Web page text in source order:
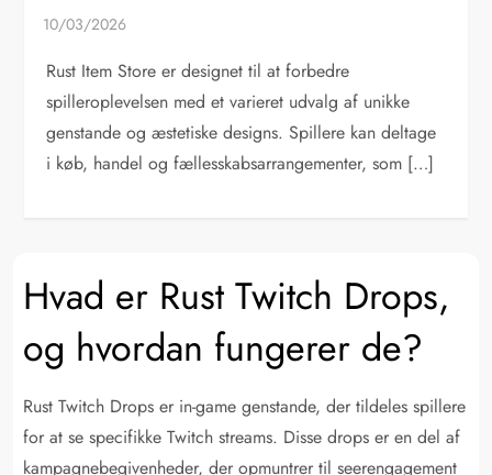
Rust Item Store er designet til at forbedre
spilleroplevelsen med et varieret udvalg af unikke
genstande og æstetiske designs. Spillere kan deltage
i køb, handel og fællesskabsarrangementer, som […]
Hvad er Rust Twitch Drops,
og hvordan fungerer de?
Rust Twitch Drops er in-game genstande, der tildeles spillere
for at se specifikke Twitch streams. Disse drops er en del af
kampagnebegivenheder, der opmuntrer til seerengagement